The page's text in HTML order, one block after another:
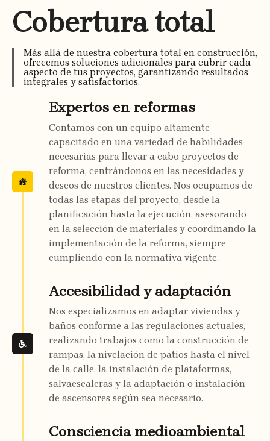
Cobertura total
Más allá de nuestra cobertura total en construcción,
ofrecemos soluciones adicionales para cubrir cada
aspecto de tus proyectos, garantizando resultados
integrales y satisfactorios.
Expertos en reformas
Contamos con un equipo altamente
capacitado en una variedad de habilidades
necesarias para llevar a cabo proyectos de
reforma, centrándonos en las necesidades y
deseos de nuestros clientes. Nos ocupamos de
todas las etapas del proyecto, desde la
planificación hasta la ejecución, asesorando
en la selección de materiales y coordinando la
implementación de la reforma, siempre
cumpliendo con la normativa vigente.
Accesibilidad y adaptación
Nos especializamos en adaptar viviendas y
baños conforme a las regulaciones actuales,
realizando trabajos como la construcción de
rampas, la nivelación de patios hasta el nivel
de la calle, la instalación de plataformas,
salvaescaleras y la adaptación o instalación
de ascensores según sea necesario.
Consciencia medioambiental